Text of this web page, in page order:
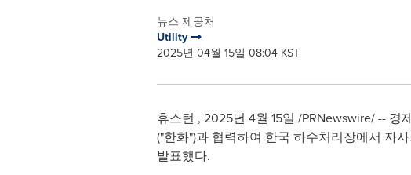
뉴스 제공처
Utility
2025년 04월 15일 08:04 KST
휴스턴 , 2025년 4월 15일 /PRNewswire/ -- 경
("한화")과 협력하여 한국 하수처리장에서 자
발표했다.